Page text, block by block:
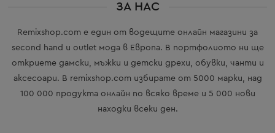
ЗА НАС
Remixshop.com е един от водещите онлайн магазини за
second hand и outlet мода в Европа. В портфолиото ни ще
откриете дамски, мъжки и детски дрехи, обувки, чанти и
аксесоари. В remixshop.com избирате от 5000 марки, над
100 000 продукта онлайн по всяко време и 5 000 нови
находки всеки ден.